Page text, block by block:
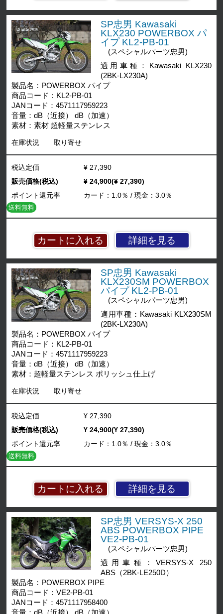
SP忠男 Kawasaki
KLX230 POWERBOX パ
イプ KL2-PB-01
(スペシャルパーツ忠男)
適用車種：Kawasaki KLX230
(2BK-LX230A)
製品名：POWERBOX パイプ
商品コード：KL2-PB-01
JANコード：4571117959223
音量：dB（近接） dB（加速）
素材：素材 超軽量ステンレス
在庫状況 取り寄せ
詳細を見る
税込定価
¥ 27,390
販売価格(税込)
¥ 24,900(¥ 27,390)
ポイント還元率
カード：1.0％ / 現金：3.0％
送料無料
SP忠男 Kawasaki
KLX230SM POWERBOX
パイプ KL2-PB-01
(スペシャルパーツ忠男)
適用車種：Kawasaki KLX230SM
(2BK-LX230A)
製品名：POWERBOX パイプ
商品コード：KL2-PB-01
JANコード：4571117959223
音量：dB（近接） dB（加速）
素材：超軽量ステンレス ポリッシュ仕上げ
在庫状況 取り寄せ
詳細を見る
税込定価
¥ 27,390
販売価格(税込)
¥ 24,900(¥ 27,390)
ポイント還元率
カード：1.0％ / 現金：3.0％
送料無料
SP忠男 VERSYS-X 250
ABS POWERBOX PIPE
VE2-PB-01
(スペシャルパーツ忠男)
適用車種：VERSYS-X 250
ABS（2BK-LE250D）
製品名：POWERBOX PIPE
商品コード：VE2-PB-01
JANコード：4571117958400